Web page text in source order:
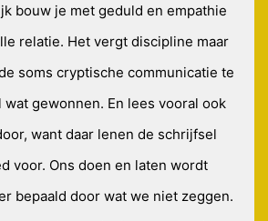
bouw je met geduld en empathie
relatie. Het vergt discipline maar
soms cryptische communicatie te
gewonnen. En lees vooral ook
want daar lenen de schrijfsel
voor. Ons doen en laten wordt
bepaald door wat we niet zeggen.